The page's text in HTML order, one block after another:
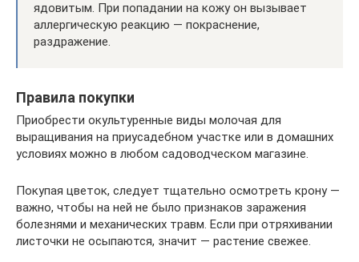
ядовитым. При попадании на кожу он вызывает
аллергическую реакцию — покраснение,
раздражение.
Правила покупки
Приобрести окультуренные виды молочая для
выращивания на приусадебном участке или в домашних
условиях можно в любом садоводческом магазине.
Покупая цветок, следует тщательно осмотреть крону —
важно, чтобы на ней не было признаков заражения
болезнями и механических травм. Если при отряхивании
листочки не осыпаются, значит — растение свежее.